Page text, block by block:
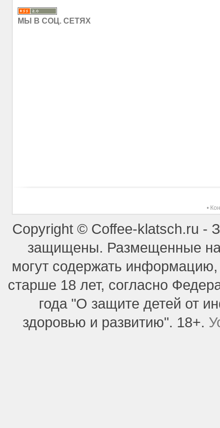
МЫ В СОЦ. СЕТЯХ
•
Copyright © Coffee-klatsch.ru -
защищены. Размещенные на
могут содержать
старше 18 лет, согласно
года "О защите детей от
здоровью и развитию". 18+.